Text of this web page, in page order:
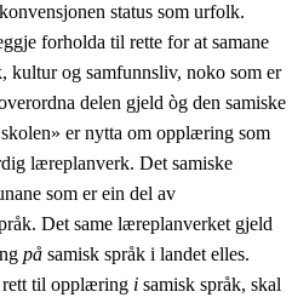
status som urfolk.
forholda til rette for at samane
kultur og samfunnsliv, noko som er
delen gjeld òg den samiske
er nytta om opplæring som
læreplanverk. Det samiske
som er ein del av
Det same læreplanverket gjeld
på samisk språk i landet elles.
rett til opplæring i samisk språk, skal